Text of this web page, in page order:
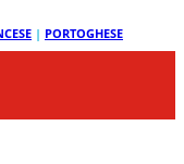
| PORTOGHESE